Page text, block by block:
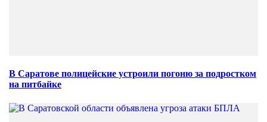
В Саратове полицейские устроили погоню за подростком
на питбайке